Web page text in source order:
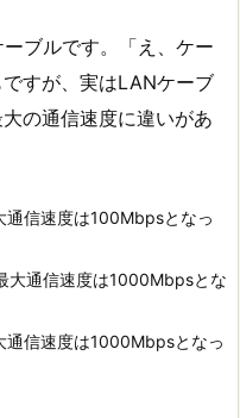
ブルです。「え、ケー
すが、実はLANケーブ
の通信速度に違いがあ
通信速度は100Mbpsとなっ
大通信速度は1000Mbpsとな
通信速度は1000Mbpsとなっ